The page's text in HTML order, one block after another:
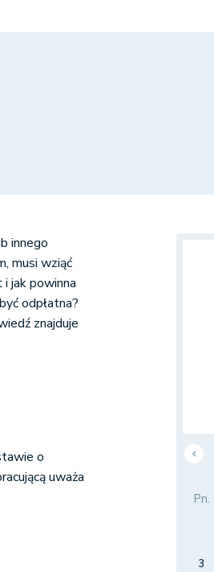
innego
musi wziąć
jak powinna
odpłatna?
znajduje
o
uważa
Pn.
3